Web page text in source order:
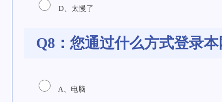
D、太慢了
Q8：您通过什么方式登录
A、电脑